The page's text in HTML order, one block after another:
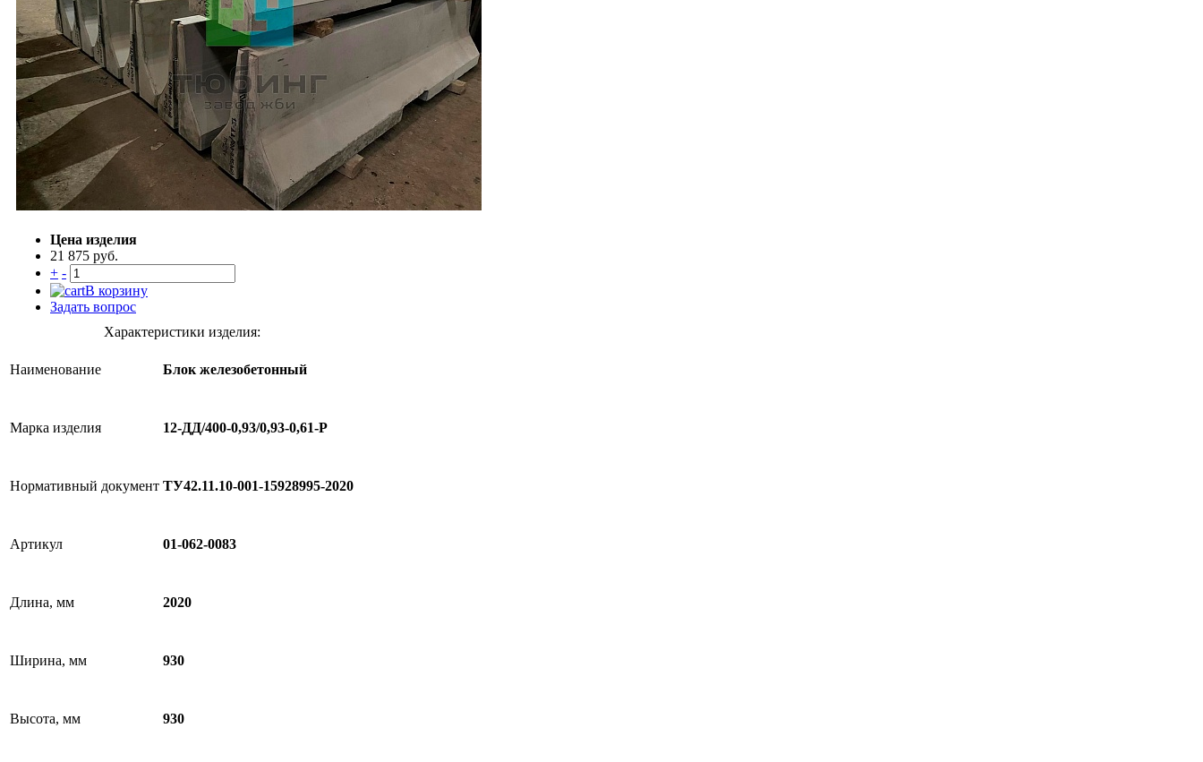
Цена изделия
21 875 руб.
+ -
В корзину
Задать вопрос
Характеристики изделия:
Наименование Блок железобетонный
Марка изделия 12-ДД/400-0,93/0,93-0,61-Р
Нормативный документ ТУ42.11.10-001-15928995-2020
Артикул 01-062-0083
Длина, мм 2020
Ширина, мм 930
Высота, мм 930